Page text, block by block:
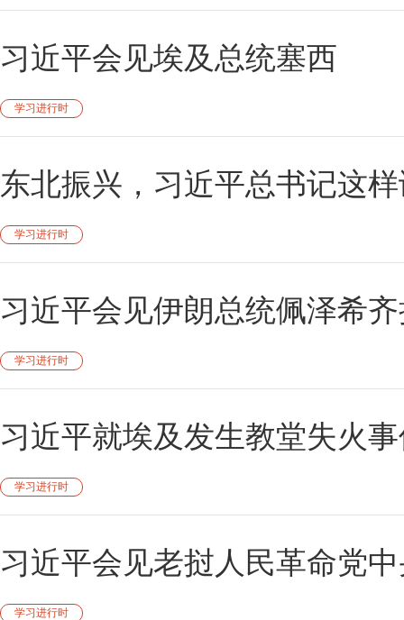
习近平会见埃及总统塞西
学习进行时
东北振兴，习近平总书记这
学习进行时
习近平会见伊朗总统佩泽希
学习进行时
习近平就埃及发生教堂失火
学习进行时
习近平会见老挝人民革命党
学习进行时